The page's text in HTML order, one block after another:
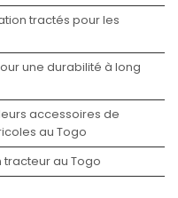
tractés pour les
une durabilité à long
accessoires de
au Togo
tracteur au Togo